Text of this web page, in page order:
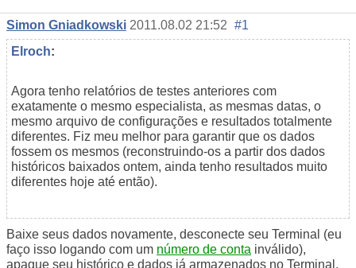
Simon Gniadkowski 2011.08.02 21:52 #1
Elroch:
Agora tenho relatórios de testes anteriores com
exatamente o mesmo especialista, as mesmas datas, o
mesmo arquivo de configurações e resultados totalmente
diferentes. Fiz meu melhor para garantir que os dados
fossem os mesmos (reconstruindo-os a partir dos dados
históricos baixados ontem, ainda tenho resultados muito
diferentes hoje até então).
Baixe seus dados novamente, desconecte seu Terminal (eu
faço isso logando com um número de conta inválido),
apague seu histórico e dados já armazenados no Terminal,